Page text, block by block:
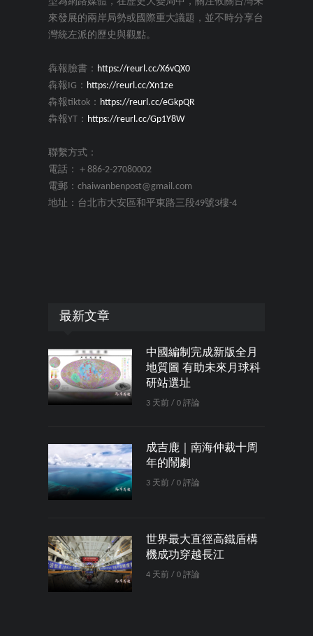
來發展的兩岸局勢或國際重大議題，並不時分享台
灣統左派的歷史與觀點。
犇報臉書： https://reurl.cc/X6vQX0
犇報IG： https://reurl.cc/Xn1ze
犇報tiktok： https://reurl.cc/eGkpQR
犇報YT： https://reurl.cc/Gp1Y8W
聯繫方式：
電話：＋886-2-27080002
電郵：chaiwanbenpost@gmail.com
地址：台北市大安區和平東路三段49號3樓-4
最新文章
中國編制完成新版全月
地質圖 有助未來月球科
研站選址
3 天前 / 0 評論
成吉鹿｜南海仲裁十周
年的鬧劇
3 天前 / 0 評論
世界最大直徑高鐵盾構
機成功穿越長江
4 天前 / 0 評論